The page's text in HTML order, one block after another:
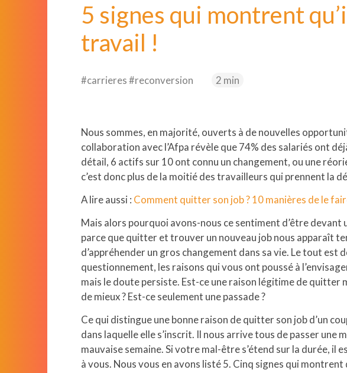
5 signes qui montrent
travail !
#carrieres #reconversion 2 min
Nous sommes, en majorité, ouverts à de nouvelles
collaboration avec l’Afpa révèle que 74% des salariés ont
détail, 6 actifs sur 10 ont connu un changement, ou une
c’est donc plus de la moitié des travailleurs qui prennent la
A lire aussi : Comment quitter son job ? 10 manières de le
Mais alors pourquoi avons-nous ce sentiment d’être devant
parce que quitter et trouver un nouveau job nous apparaît
d’appréhender un gros changement dans sa vie. Le tout est
questionnement, les raisons qui vous ont poussé à
mais le doute persiste. Est-ce une raison légitime de quitter
de mieux ? Est-ce seulement une passade ?
Ce qui distingue une bonne raison de quitter son job d’un
dans laquelle elle s’inscrit. Il nous arrive tous de passer une
mauvaise semaine. Si votre mal-être s’étend sur la durée, il
à vous. Nous vous en avons listé 5. Cinq signes qui